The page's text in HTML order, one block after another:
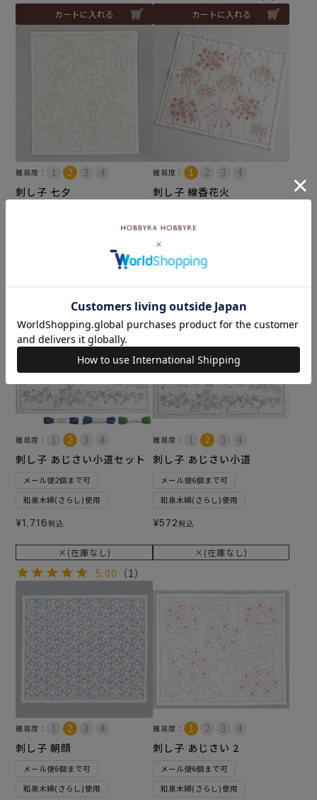
カートに入れる カートに入れる
難易度：
刺し子 七夕
難易度：
刺し子 線香花火
和泉木綿(さらし)使用
¥572税込
難易度：
刺し子 あじさい小道セット
メール便2個まで可
和泉木綿(さらし)使用
¥1,716税込
×(在庫なし)
5.00 （1）
難易度：
刺し子 あじさい小道
メール便6個まで可
和泉木綿(さらし)使用
¥572税込
×(在庫なし)
難易度：
刺し子 朝顔
メール便6個まで可
和泉木綿(さらし)使用
難易度：
刺し子 あじさい 2
メール便6個まで可
和泉木綿(さらし)使用